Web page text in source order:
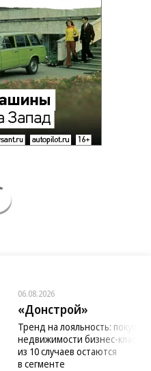
06.08.2026
«Донстрой»
Тренд на лояльность:
недвижимости бизнес-класса
из 10 случаев остаются
в сегменте